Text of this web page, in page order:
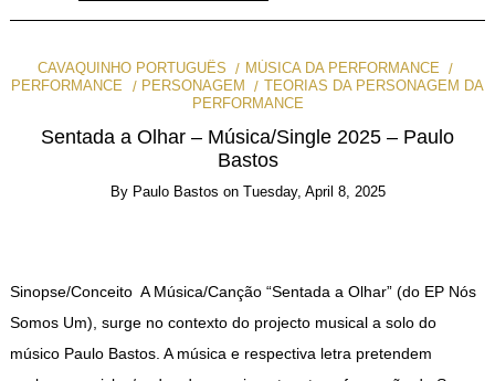
CAVAQUINHO PORTUGUÊS
MÚSICA DA PERFORMANCE
PERFORMANCE
PERSONAGEM
TEORIAS DA PERSONAGEM DA
PERFORMANCE
Sentada a Olhar – Música/Single 2025 – Paulo
Bastos
By Paulo Bastos on Tuesday, April 8, 2025
Sinopse/Conceito A Música/Canção “Sentada a Olhar” (do EP Nós
Somos Um), surge no contexto do projecto musical a solo do
músico Paulo Bastos. A música e respectiva letra pretendem